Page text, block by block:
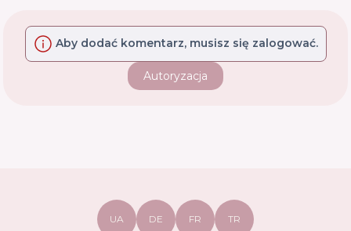
Aby dodać komentarz, musisz się zalogować.
Autoryzacja
UA DE FR TR